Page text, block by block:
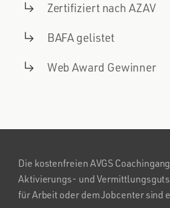
Zertifiziert nach AZAV
BAFA gelistet
Web Award Gewinner
Die kostenfreien AVGS
Aktivierungs- und
für Arbeit oder dem Jobcenter sind